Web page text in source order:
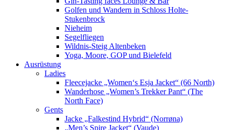
Golfen und Wandern in Schloss Holte-
Stukenbrock
Nieheim
Segelfliegen
Wildnis-Steig Altenbeken
Yoga, Moore, GOP und Bielefeld
Ausrüstung
Ladies
Fleecejacke „Women‘s Esja Jacket“ (66 North)
Wanderhose „Women’s Trekker Pant“ (The
North Face)
Gents
Jacke „Falkestind Hybrid“ (Norrøna)
„Men’s Spire Jacket“ (Vaude)